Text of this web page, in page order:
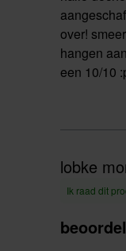
over!
hangen
een 10/10
lobke
Ik raad dit